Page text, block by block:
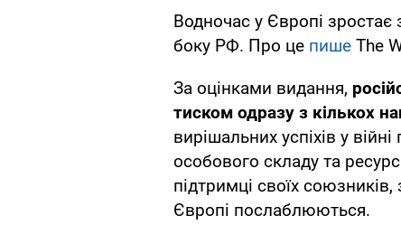
Водночас у Європі
боку РФ. Про це пише The
За оцінками видання,
тиском одразу з кількох
вирішальних успіхів у
особового складу та
підтримці своїх союзників,
Європі послаблюються.